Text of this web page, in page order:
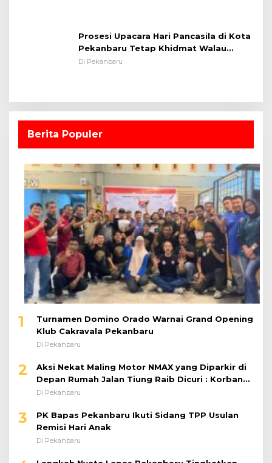
Prosesi Upacara Hari Pancasila di Kota
Pekanbaru Tetap Khidmat Walau
Dalam Ruangan
Di Pekanbaru
Berita Populer
1
Turnamen Domino Orado Warnai Grand Opening
Klub Cakravala Pekanbaru
Di Pekanbaru
2
Aksi Nekat Maling Motor NMAX yang Diparkir di
Depan Rumah Jalan Tiung Raib Dicuri : Korban
Minta Pelaku Ditangkap Pihak Kepolisian
Di Pekanbaru
3
PK Bapas Pekanbaru Ikuti Sidang TPP Usulan
Remisi Hari Anak
Di Pekanbaru